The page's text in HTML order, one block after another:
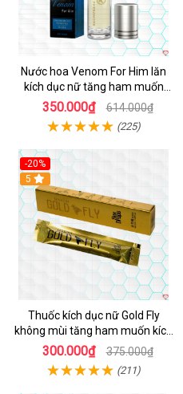
Nước hoa Venom For Him lăn
kích dục nữ tăng ham muốn
nhanh
350.000₫ 614.000₫
(225)
-20%
5
Thuốc kích dục nữ Gold Fly
không mùi tăng ham muốn kích
thích
300.000₫ 375.000₫
(211)